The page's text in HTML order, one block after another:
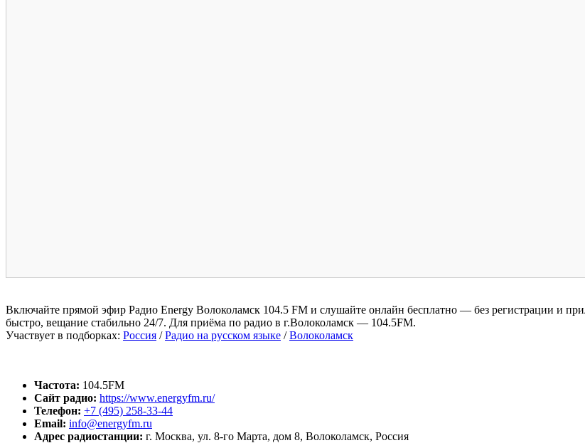
Включайте прямой эфир Радио Energy Волоколамск 104.5 FM и слушайте онлайн бесплатно — без регистрации и
быстро, вещание стабильно 24/7. Для приёма по радио в г.Волоколамск — 104.5FM.
Участвует в подборках: Россия /Радио на русском языке /Волоколамск
Частота: 104.5FM
Сайт радио: https://www.energyfm.ru/
Телефон: +7 (495) 258-33-44
Email: info@energyfm.ru
Адрес радиостанции: г. Москва, ул. 8-го Марта, дом 8, Волоколамск, Россия